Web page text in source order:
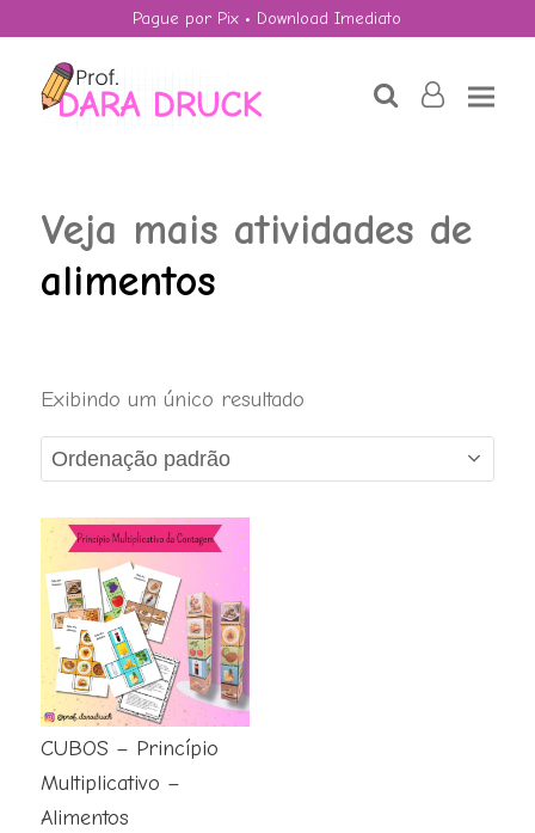
Pague por Pix • Download Imediato
searchuser-
Veja mais atividades de
alimentos
Exibindo um único resultado
CUBOS – Princípio
Multiplicativo –
Alimentos
R$4,50 + ADD